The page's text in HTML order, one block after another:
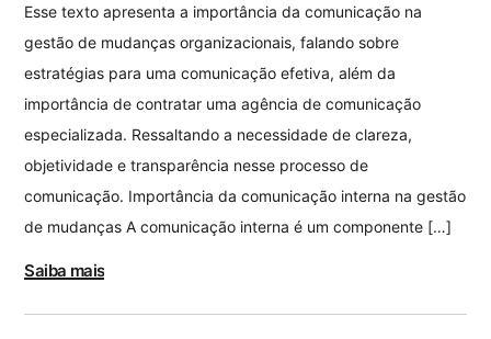
Esse texto apresenta a importância da comunicação na
gestão de mudanças organizacionais, falando sobre
estratégias para uma comunicação efetiva, além da
importância de contratar uma agência de comunicação
especializada. Ressaltando a necessidade de clareza,
objetividade e transparência nesse processo de
comunicação. Importância da comunicação interna na gestão
de mudanças A comunicação interna é um componente […]
Saiba mais